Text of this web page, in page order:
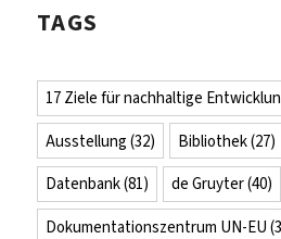
TAGS
17 Ziele für nachhaltige
Ausstellung (32) Bibliothek(27)
Datenbank(81) de Gruyter(40)
Dokumentationszentrum UN-EU